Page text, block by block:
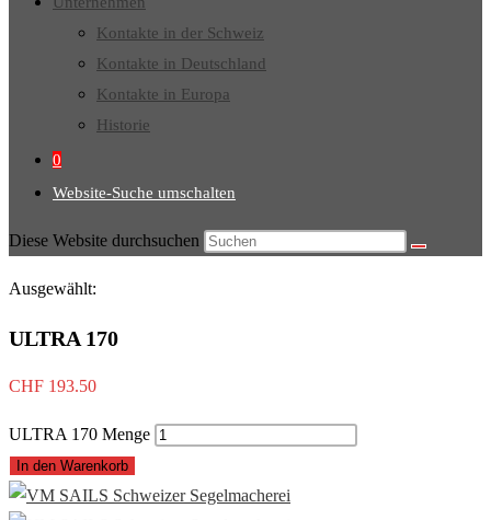
Kontakte in der Schweiz
Kontakte in Deutschland
Kontakte in Europa
Historie
0
Website-Suche umschalten
Diese Website durchsuchen
Ausgewählt:
ULTRA 170
CHF 193.50
ULTRA 170 Menge
In den Warenkorb